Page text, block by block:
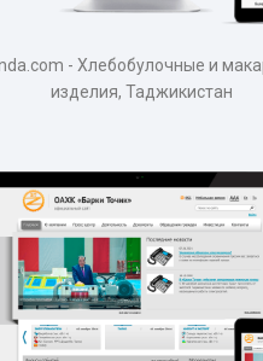
- Хлебобулочные и
изделия, Таджикистан